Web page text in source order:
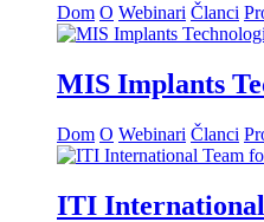
Dom O Webinari Članci
MIS Implants
Dom O Webinari Članci
ITI